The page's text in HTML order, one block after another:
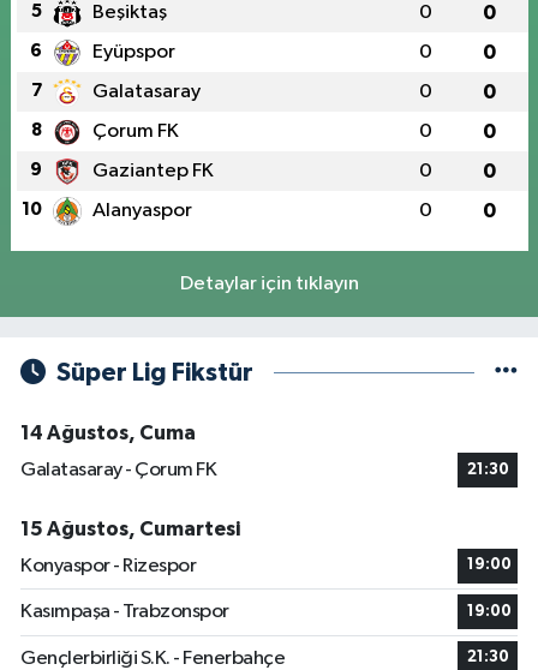
5 Beşiktaş 0 0
6 Eyüpspor 0 0
7 Galatasaray 0 0
8 Çorum FK 0 0
9 Gaziantep FK 0 0
10 Alanyaspor 0 0
Detaylar için tıklayın
Süper Lig Fikstür
14 Ağustos, Cuma
Galatasaray - Çorum FK
21:30
15 Ağustos, Cumartesi
Konyaspor - Rizespor
19:00
Kasımpaşa - Trabzonspor 19:00
Gençlerbirliği S.K. - Fenerbahçe 21:30